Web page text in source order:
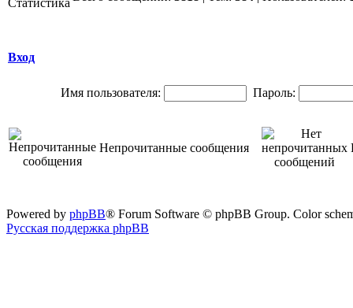
Вход
Имя пользователя: Пароль:
Непрочитанные сообщения
Powered by phpBB® Forum Software © phpBB Group. Color
Русская поддержка phpBB